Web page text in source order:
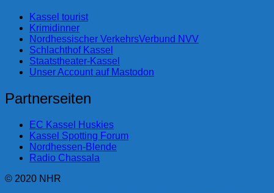
Kassel tourist
Krimidinner
Nordhessischer VerkehrsVerbund NVV
Schlachthof Kassel
Staatstheater-Kassel
Unser Account auf Mastodon
Partnerseiten
EC Kassel Huskies
Kassel Spotting Forum
Nordhessen-Blende
Radio Chassala
© 2020 NHR